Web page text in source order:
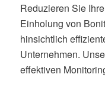
Reduzieren Sie
Einholung von
hinsichtlich
Unternehmen.
effektiven